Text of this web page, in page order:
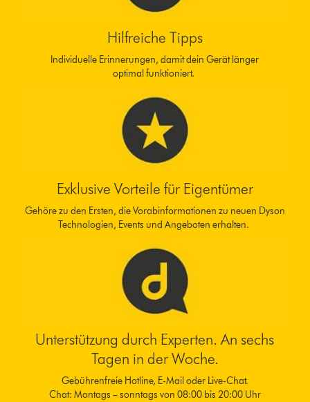
Hilfreiche Tipps
Individuelle Erinnerungen, damit dein Gerät länger
optimal funktioniert.
Exklusive Vorteile für Eigentümer
Gehöre zu den Ersten, die Vorabinformationen zu neuen Dyson
Technologien, Events und Angeboten erhalten.
Unterstützung durch Experten. An sechs
Tagen in der Woche.
Gebührenfreie Hotline, E-Mail oder Live-Chat.
Chat: Montags – sonntags von 08:00 bis 20:00 Uhr